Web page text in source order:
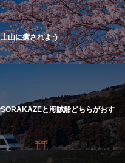
山に癒されよう
と海賊船どちらがおす